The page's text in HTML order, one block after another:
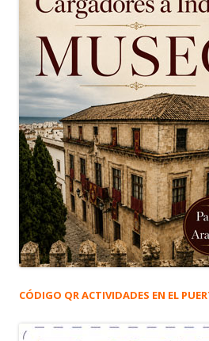
CÓDIGO QR ACTIVIDADES EN EL